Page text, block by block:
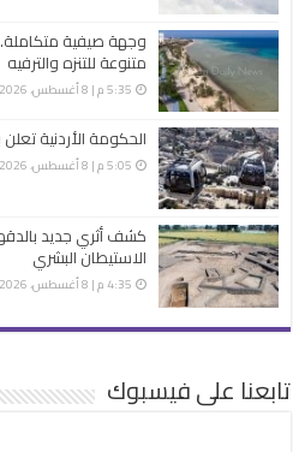
وجهة صيفية
متنوعة للتنزه والترفيه
5:35 م | 8 أغسطس، 2026
الحكومة الأردنية
5:05 م | 8 أغسطس، 2026
كشف أثري جديد
الاستيطان البشري
4:35 م | 8 أغسطس، 2026
تابعنا على فيسبوك